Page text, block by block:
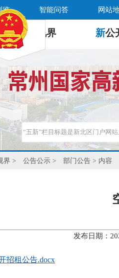
览 智能问答 网站
新 视界 新公
界 > 公告公示 > 部门公告 > 内容
发布日期：
招租公告.docx